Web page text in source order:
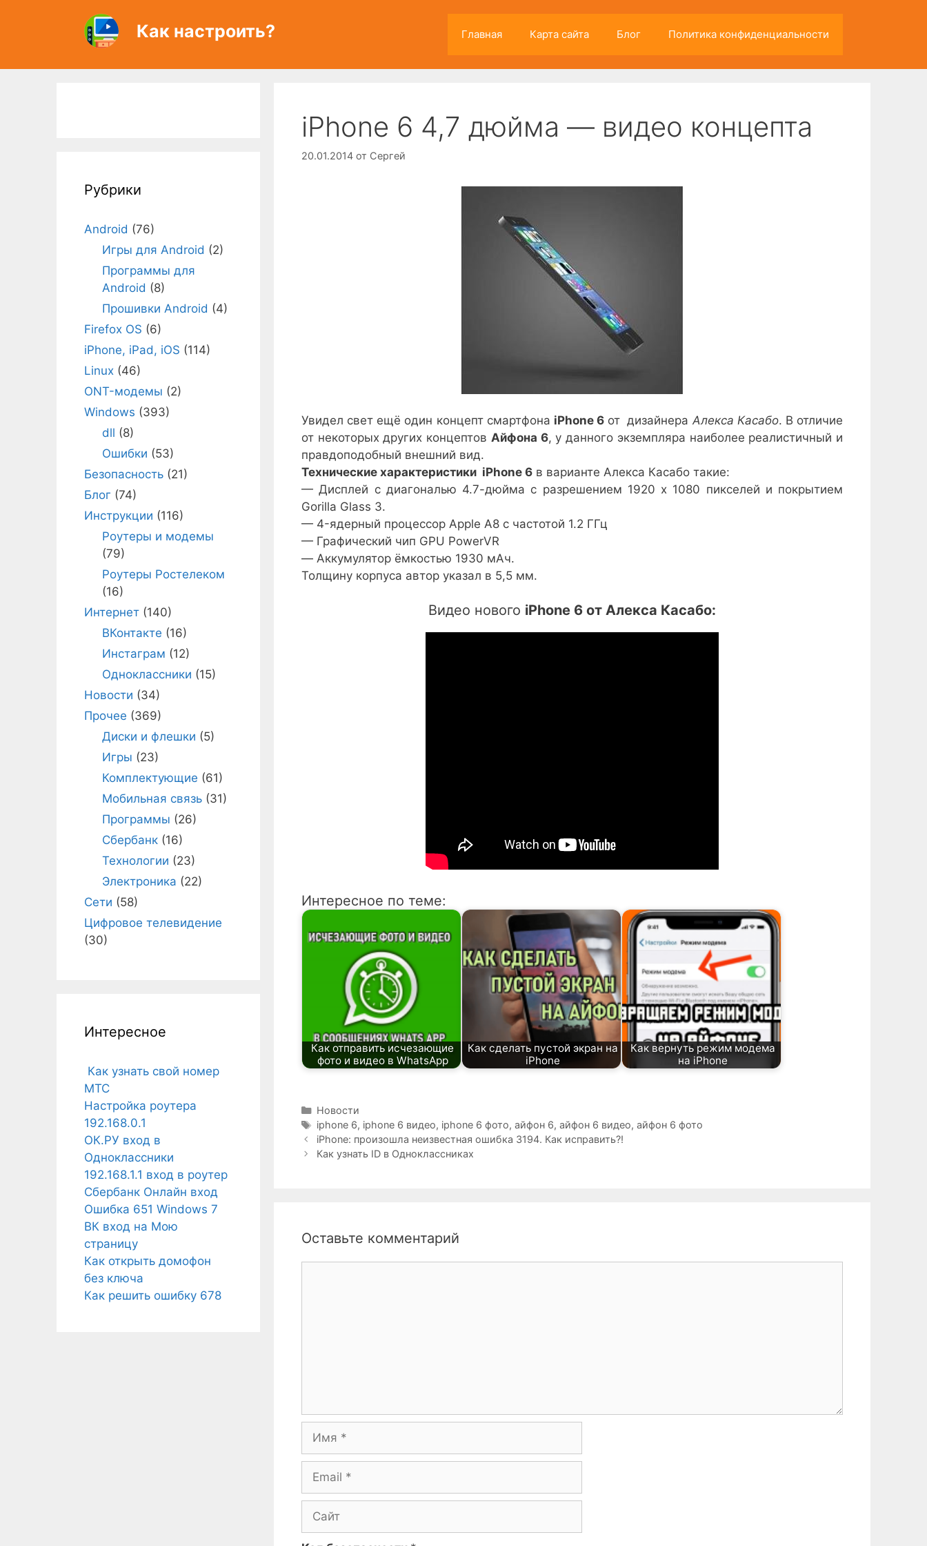
Как настроить? Главная Карта сайта Блог Политика конфиденциальности
iPhone 6 4,7 дюйма — видео концепта
20.01.2014 от Сергей
Увидел свет ещё один концепт смартфона iPhone 6 от дизайнера Алекса Касабо. В отличие
от некоторых других концептов Айфона 6, у данного экземпляра наиболее реалистичный и
правдоподобный внешний вид.
Технические характеристики iPhone 6 в варианте Алекса Касабо такие:
— Дисплей с диагональю 4.7-дюйма с разрешением 1920 х 1080 пикселей и покрытием
Gorilla Glass 3.
— 4-ядерный процессор Apple A8 с частотой 1.2 ГГц
— Графический чип GPU PowerVR
— Аккумулятор ёмкостью 1930 мАч.
Толщину корпуса автор указал в 5,5 мм.
Видео нового iPhone 6 от Алекса Касабо:
Интересное по теме:
Как отправить исчезающие
фото и видео в WhatsApp
Как сделать пустой экран на
iPhone
Как вернуть режим модема
на iPhone
Рубрики
Новости
Метки
iphone 6, iphone 6 видео, iphone 6 фото, айфон 6, айфон 6 видео, айфон 6 фото
iPhone: произошла неизвестная ошибка 3194. Как исправить?!
Как узнать ID в Одноклассниках
Оставьте комментарий
Рубрики
Android (76)
Игры для Android (2)
Программы для
Android (8)
Прошивки Android (4)
Firefox OS (6)
iPhone, iPad, iOS (114)
Linux (46)
ONT-модемы (2)
Windows (393)
dll (8)
Ошибки (53)
Безопасность (21)
Блог (74)
Инструкции (116)
Роутеры и модемы
(79)
Роутеры Ростелеком
(16)
Интернет (140)
ВКонтакте (16)
Инстаграм (12)
Одноклассники (15)
Новости (34)
Прочее (369)
Диски и флешки (5)
Игры (23)
Комплектующие (61)
Мобильная связь(31)
Программы (26)
Сбербанк(16)
Технологии (23)
Электроника (22)
Сети (58)
Цифровое телевидение
(30)
Интересное
Как узнать свой номер
МТС
Настройка роутера
192.168.0.1
ОК.РУ вход в
Одноклассники
192.168.1.1 вход в роутер
Сбербанк Онлайн вход
Ошибка 651 Windows 7
ВК вход на Мою
страницу
Как открыть домофон
без ключа
Как решить ошибку 678